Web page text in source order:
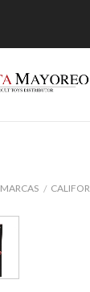
MARCAS /